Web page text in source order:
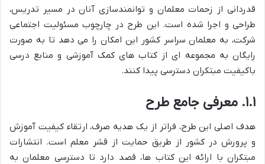
قدردانی از زحمات معلمان و توانمندسازی آنان در مسیر تدریس،
طراحی و اجرا شده است. این طرح در چارچوب مسئولیت اجتماعی
شرکت، به معلمان سراسر کشور این امکان را می دهد تا به صورت
رایگان به مجموعه ای از کتاب های کمک آموزشی و منابع درسی
باکیفیت مبتکران دسترسی پیدا کنند.
۱.۱. معرفی جامع طرح
هدف اصلی این طرح، فراتر از یک هدیه صرف، ارتقاء کیفیت آموزش
و پرورش در کشور از طریق حمایت از قشر معلم است. انتشارات
مبتکران با ارائه این کتاب ها، قصد دارد تا دسترسی معلمان به